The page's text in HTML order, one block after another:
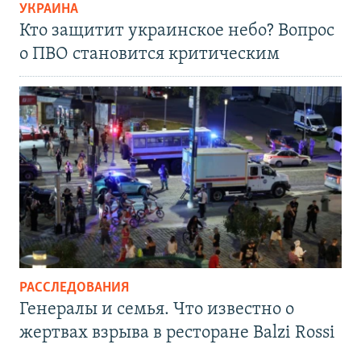
УКРАИНА
Кто защитит украинское небо? Вопрос
о ПВО становится критическим
РАССЛЕДОВАНИЯ
Генералы и семья. Что известно о
жертвах взрыва в ресторане Balzi Rossi